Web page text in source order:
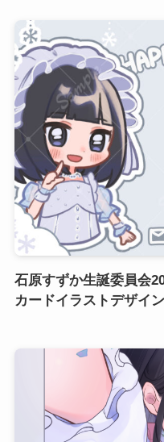
石原すずか生誕委員会
カードイラストデザイ